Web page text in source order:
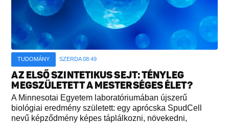
TUDOMÁNY SZERDA 08:49
AZ ELSŐ SZINTETIKUS SEJT: TÉNYLEG
MEGSZÜLETETT A MESTERSÉGES ÉLET?
A Minnesotai Egyetem laboratóriumában újszerű
biológiai eredmény született: egy aprócska SpudCell
nevű képződmény képes táplálkozni, növekedni,